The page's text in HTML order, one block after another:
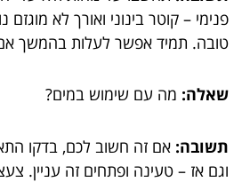
פנימי – קוטר בינוני ואורך לא
טובה. תמיד אפשר לעלות בהמשך
שאלה: מה עם שימוש במים?
תשובה: אם זה חשוב לכם, בדקו
וגם אז – טעינה ופתחים זה עניין.